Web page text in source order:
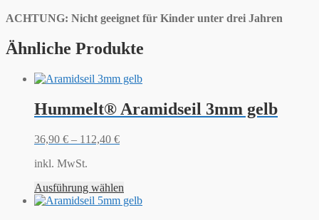
ACHTUNG: Nicht geeignet für Kinder unter drei Jahren
Ähnliche Produkte
Hummelt® Aramidseil 3mm gelb
36,90 € – 112,40 €
inkl. MwSt.
Ausführung wählen